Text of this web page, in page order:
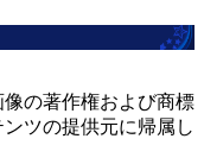
の著作権および商標
ツの提供元に帰属し